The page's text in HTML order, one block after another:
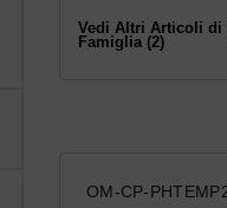
Vedi Altri Articoli di
Famiglia (2)
OM-CP-